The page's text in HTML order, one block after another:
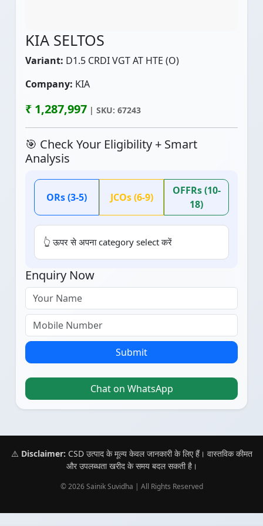
KIA SELTOS
Variant: D1.5 CRDI VGT AT HTE (O)
Company: KIA
₹ 1,287,997 | SKU: 67243
🎯 Check Your Eligibility + Smart
Analysis
ORs (3-5) JCOs (6-9)
OFFRs (10-
18)
👆 ऊपर से अपना category select करें
Enquiry Now
Submit
Chat on WhatsApp
⚠️ Disclaimer: CSD उत्पाद के मूल्य केवल जानकारी के लिए हैं। वास्तविक कीमत
और उपलब्धता खरीद के समय बदल सकती है।
© 2026 Sainik Suvidha | All Rights Reserved